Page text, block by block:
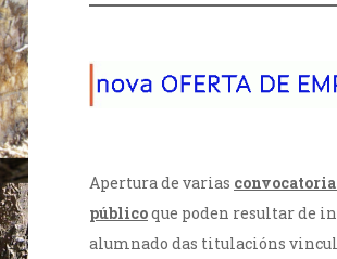
Apertura de varias
públicoque poden resultar de
alumnado das titulacións